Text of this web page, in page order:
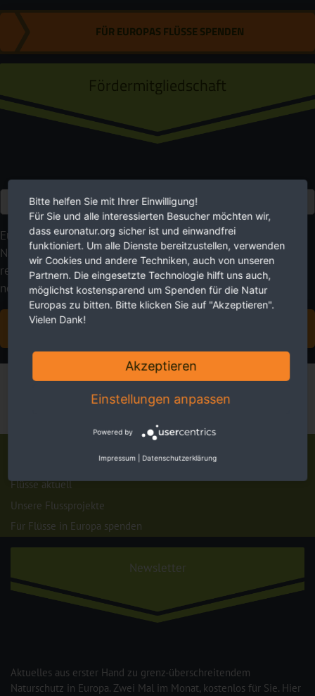
FÜR EUROPAS FLÜSSE SPENDEN
Fördermitgliedschaft
EuroNatur setzt auf langfristig angelegte
Naturschutzprojekte statt Schnellschüsse. Mit Ihren
regelmäßigen Spendenbeiträgen geben Sie uns die dafür
nötige Planungssicherheit.
Flussschutz in Europa
Flüsse aktuell
Unsere Flussprojekte
Für Flüsse in Europa spenden
Newsletter
Aktuelles aus erster Hand zu grenz-überschreitendem
Naturschutz in Europa. Zwei Mal im Monat, kostenlos für Sie. Hier
Bitte helfen Sie mit Ihrer Einwilligung!
Für Sie und alle interessierten Besucher möchten wir,
dass euronatur.org sicher ist und einwandfrei
funktioniert. Um alle Dienste bereitzustellen, verwenden
wir Cookies und andere Techniken, auch von unseren
Partnern. Die eingesetzte Technologie hilft uns auch,
möglichst kostensparend um Spenden für die Natur
Europas zu bitten. Bitte klicken Sie auf "Akzeptieren".
Vielen Dank!
Akzeptieren
Einstellungen anpassen
Powered by
Impressum Datenschutzerklärung